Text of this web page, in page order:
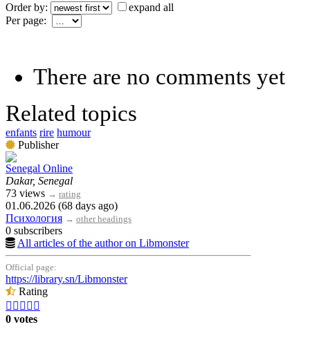
Order by:
expand all
Per page:
There are no comments yet
Related topics
enfants rire humour
Publisher
Senegal Online
Dakar, Senegal
73 views → rating
01.06.2026 (68 days ago)
Психология → other headings
0 subscribers
All articles of the author on Libmonster
Official page:
https://library.sn/Libmonster
Rating
    
0 votes